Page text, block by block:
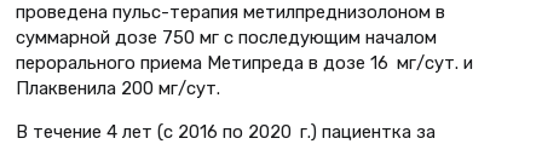
проведена пульс-терапия метилпреднизолоном в
суммарной дозе 750 мг с последующим началом
перорального приема Метипреда в дозе 16 мг/сут. и
Плаквенила 200 мг/сут.
В течение 4 лет (с 2016 по 2020 г.) пациентка за